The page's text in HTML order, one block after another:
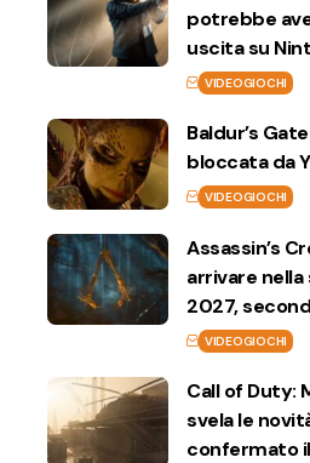
potrebbe
uscita su
VIDEOGIOCHI
Baldur’s
bloccata da
VIDEOGIOCHI
Assassin’s
arrivare
2027,
VIDEOGIOCHI
Call of Duty:
svela le
confermato